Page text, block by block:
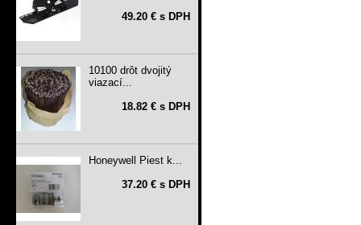
49.20 € s DPH
10100 drôt dvojitý
viazací...
18.82 € s DPH
Honeywell Piest k...
37.20 € s DPH